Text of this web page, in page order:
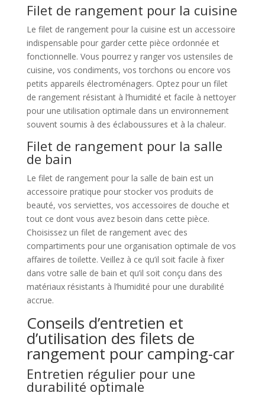
Filet de rangement pour la cuisine
Le filet de rangement pour la cuisine est un accessoire
indispensable pour garder cette pièce ordonnée et
fonctionnelle. Vous pourrez y ranger vos ustensiles de
cuisine, vos condiments, vos torchons ou encore vos
petits appareils électroménagers. Optez pour un filet
de rangement résistant à l’humidité et facile à nettoyer
pour une utilisation optimale dans un environnement
souvent soumis à des éclaboussures et à la chaleur.
Filet de rangement pour la salle
de bain
Le filet de rangement pour la salle de bain est un
accessoire pratique pour stocker vos produits de
beauté, vos serviettes, vos accessoires de douche et
tout ce dont vous avez besoin dans cette pièce.
Choisissez un filet de rangement avec des
compartiments pour une organisation optimale de vos
affaires de toilette. Veillez à ce qu’il soit facile à fixer
dans votre salle de bain et qu’il soit conçu dans des
matériaux résistants à l’humidité pour une durabilité
accrue.
Conseils d’entretien et
d’utilisation des filets de
rangement pour camping-car
Entretien régulier pour une
durabilité optimale